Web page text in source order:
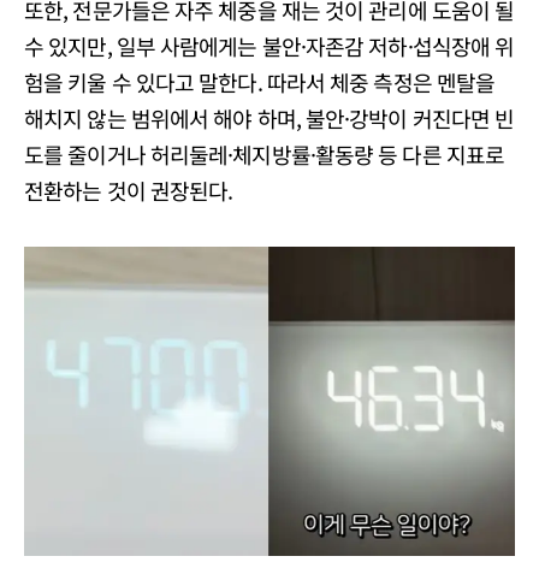
또한, 전문가들은 자주 체중을 재는 것이 관리에 도움이 될
수 있지만, 일부 사람에게는 불안·자존감 저하·섭식장애 위
험을 키울 수 있다고 말한다. 따라서 체중 측정은 멘탈을
해치지 않는 범위에서 해야 하며, 불안·강박이 커진다면 빈
도를 줄이거나 허리둘레·체지방률·활동량 등 다른 지표로
전환하는 것이 권장된다.